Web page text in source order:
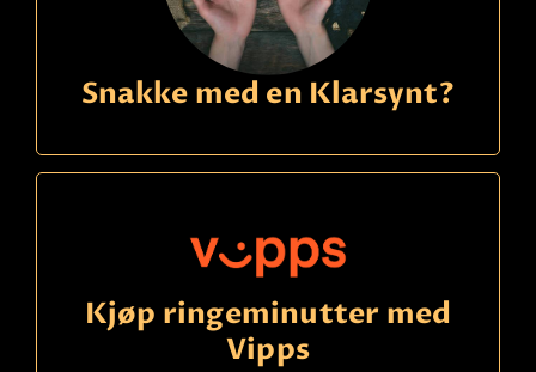
Snakke med en Klarsynt?
Kjøp ringeminutter med
Vipps